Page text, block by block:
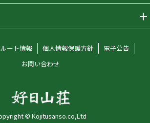
ログ
リサーチ
コンシェルジュ
ト採用情報
ート情報 個人情報保護方針
電子公告
お問い合わせ
© Kojitusanso.co,Ltd